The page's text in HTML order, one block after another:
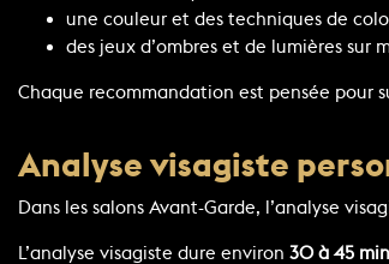
une couleur et des techniques de
des jeux d’ombres et de lumières sur
Chaque recommandation est pensée pour
Analyse visagiste
Dans les salons Avant-Garde, l’analyse
L’analyse visagiste dure environ 30 à 45